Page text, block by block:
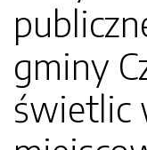
gminy
świetlic